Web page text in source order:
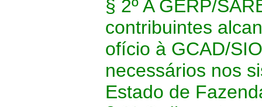
§ 2º A GERP/
contribuintes
ofício à GCAD/
necessários nos
Estado de